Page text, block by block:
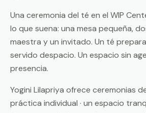
Una ceremonia del té en el WIP
lo que suena: una mesa pequeña,
maestra y un invitado. Un té
servido despacio. Un espacio sin
presencia.
Yogini Lilapriya ofrece ceremonias
práctica individual · un espacio